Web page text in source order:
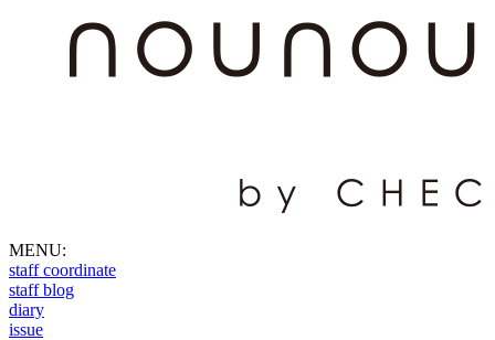
MENU:
staff coordinate
staff blog
diary
issue